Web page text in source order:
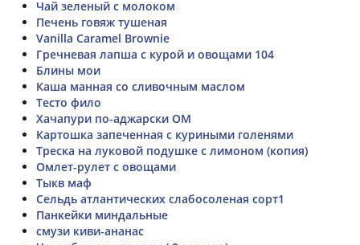
Чай зеленый с молоком
Печень говяж тушеная
Vanilla Caramel Brownie
Гречневая лапша с курой и овощами 104
Блины мои
Каша манная со сливочным маслом
Тесто фило
Хачапури по-аджарски ОМ
Картошка запеченная с куриными голенями
Треска на луковой подушке с лимоном (копия)
Омлет-рулет с овощами
Тыкв маф
Сельдь атлантических слабосоленая сорт1
Панкейки миндальные
смузи киви-ананас